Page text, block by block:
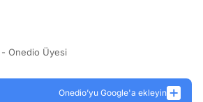
- Onedio Üyesi
Onedio’yu Google'a ekleyin